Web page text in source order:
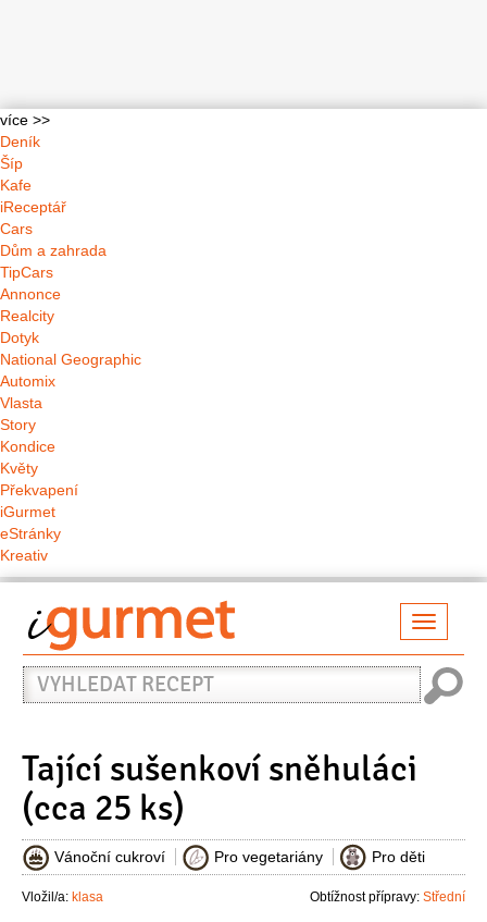
více >>
Deník
Šíp
Kafe
iReceptář
Cars
Dům a zahrada
TipCars
Annonce
Realcity
Dotyk
National Geographic
Automix
Vlasta
Story
Kondice
Květy
Překvapení
iGurmet
eStránky
Kreativ
Vyhledat
recept
Tající sušenkoví sněhuláci
(cca 25 ks)
Vánoční cukroví Pro vegetariány Pro děti
Vložil/a: klasa Obtížnost přípravy: Střední